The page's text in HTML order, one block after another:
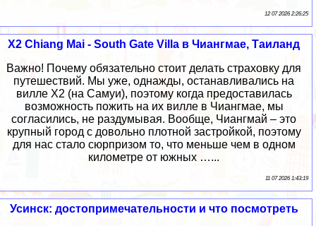
12 07 2026 2:26:25
X2 Chiang Mai - South Gate Villa в Чиангмае, Таиланд
Важно! Почему обязательно стоит делать страховку для
путешествий. Мы уже, однажды, останавливались на
вилле X2 (на Самуи), поэтому когда предоставилась
возможность пожить на их вилле в Чиангмае, мы
согласились, не раздумывая. Вообще, Чиангмай – это
крупный город с довольно плотной застройкой, поэтому
для нас стало сюрпризом то, что меньше чем в одном
километре от южных …...
11 07 2026 1:43:19
Усинск: достопримечательности и что посмотреть